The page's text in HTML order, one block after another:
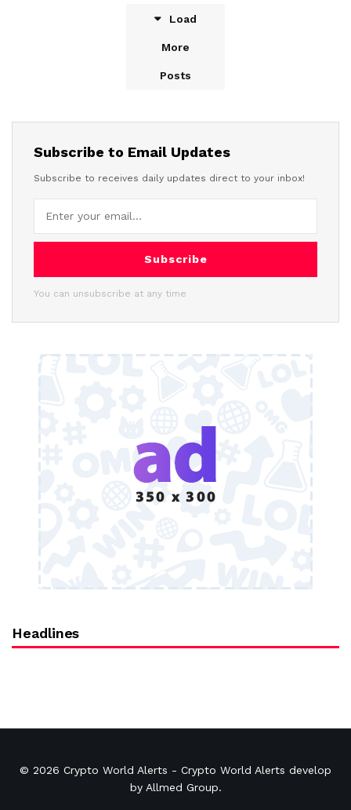
Load
More
Posts
Subscribe to Email Updates
Subscribe to receives daily updates direct to your inbox!
Subscribe
You can unsubscribe at any time
Headlines
© 2026 Crypto World Alerts - Crypto World Alerts develop
by Allmed Group.